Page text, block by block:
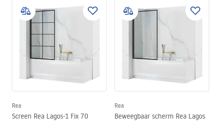
Rea
Screen Rea Lagos-1 Fix 70
Rea
Beweegbaar scherm Rea Lagos